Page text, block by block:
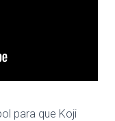
para que Koji